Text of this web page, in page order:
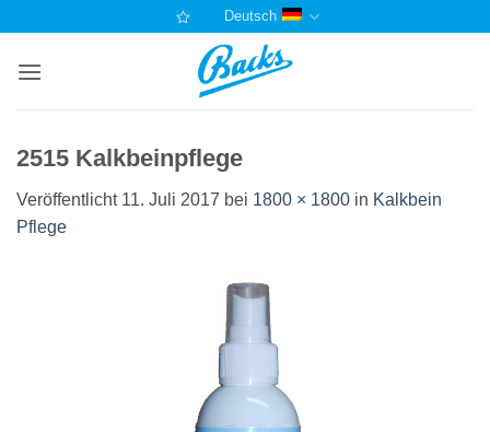
springen
Deutsch
2515 Kalkbeinpflege
Veröffentlicht 11. Juli 2017 bei 1800 × 1800 in Kalkbein
Pflege